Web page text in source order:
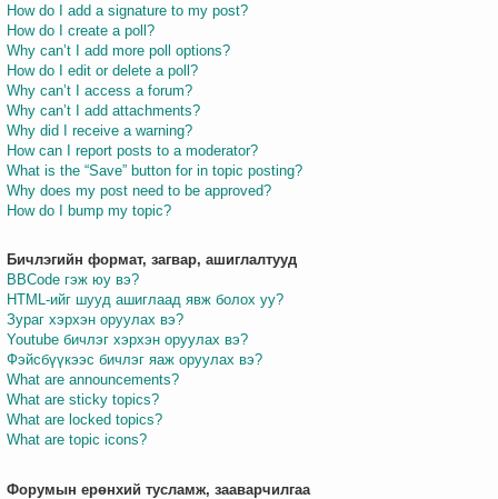
How do I add a signature to my post?
How do I create a poll?
Why can’t I add more poll options?
How do I edit or delete a poll?
Why can’t I access a forum?
Why can’t I add attachments?
Why did I receive a warning?
How can I report posts to a moderator?
What is the “Save” button for in topic posting?
Why does my post need to be approved?
How do I bump my topic?
Бичлэгийн формат, загвар, ашиглалтууд
BBCode гэж юу вэ?
HTML-ийг шууд ашиглаад явж болох уу?
Зураг хэрхэн оруулах вэ?
Youtube бичлэг хэрхэн оруулах вэ?
Фэйсбүүкээс бичлэг яаж оруулах вэ?
What are announcements?
What are sticky topics?
What are locked topics?
What are topic icons?
Форумын ерөнхий тусламж, зааварчилгаа